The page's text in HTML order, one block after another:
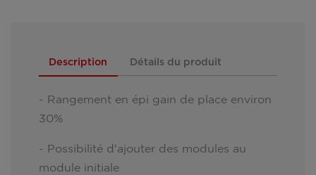
Description Détails du produit
- Rangement en épi gain de place environ
30%
- Possibilité d'ajouter des modules au
module initiale